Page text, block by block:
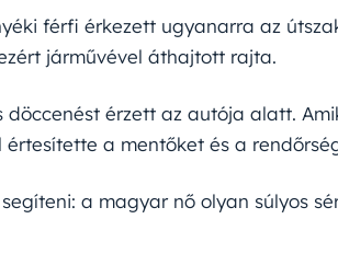
férfi érkezett ugyanarra az
járművével áthajtott rajta.
érzett az autója alatt.
a mentőket és a
a magyar nő olyan súlyos